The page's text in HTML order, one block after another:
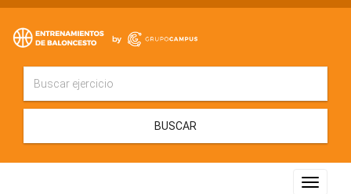
BUSCAR
Toggle